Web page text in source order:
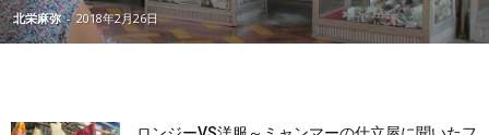
北栄麻弥 - 2018年2月26日